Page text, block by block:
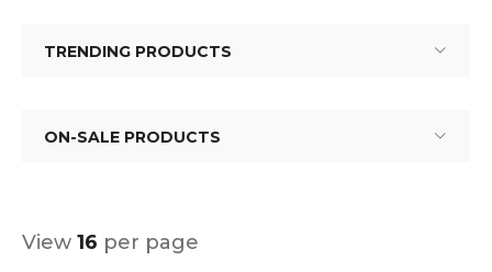
TRENDING PRODUCTS
ON-SALE PRODUCTS
View 16 per page